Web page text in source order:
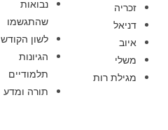
זכריה
דניאל
איוב
משלי
מגילת רות
נבואות
שהתגשמו
לשון הקודש
הגיונות
תלמודיים
תורה ומדע